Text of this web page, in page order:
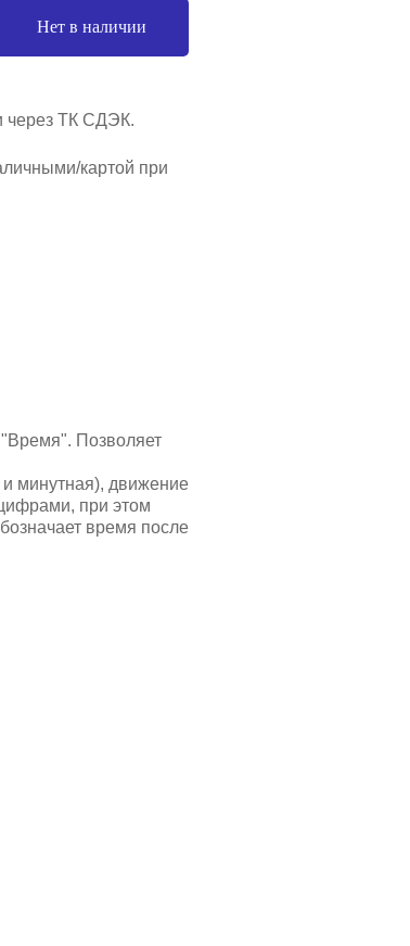
Нет в наличии
через ТК СДЭК.
картой при
Позволяет
минутная), движение
при этом
время после